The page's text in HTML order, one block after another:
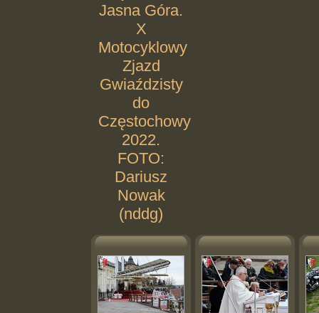
Jasna Góra.
X
Motocyklowy
Zjazd
Gwiaździsty
do
Częstochowy
2022.
FOTO:
Dariusz
Nowak
(nddg)